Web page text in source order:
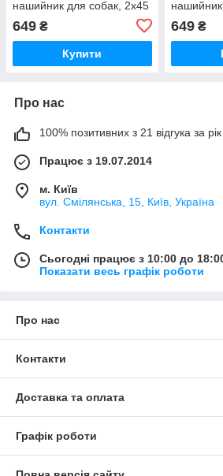
нашийник для собак, 2х45
649 ₴
Купити
649₴
Про нас
100% позитивних з 21 відгука за рік
Працює з 19.07.2014
м. Київ
вул. Смілянська, 15, Київ, Україна
Контакти
Сьогодні працює з 10:00 до
Показати весь графік роботи
Про нас
Контакти
Доставка та оплата
Графік роботи